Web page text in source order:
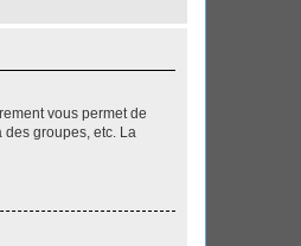
vous permet de
des groupes, etc. La